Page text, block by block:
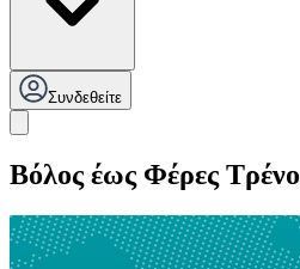
Συνδεθείτε
Βόλος έως Φέρες Τρένο